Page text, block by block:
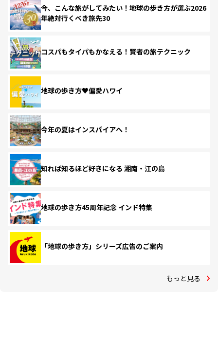
今、こんな旅がしてみたい！地球の歩き方が選ぶ2026
年絶対行くべき旅先30
コスパもタイパもかなえる！賢者の旅テクニック
地球の歩き方♥偏愛ハワイ
今年の夏はインスパイアへ！
知れば知るほど好きになる 湘南・江の島
地球の歩き方45周年記念 インド特集
「地球の歩き方」シリーズ広告のご案内
もっと見る